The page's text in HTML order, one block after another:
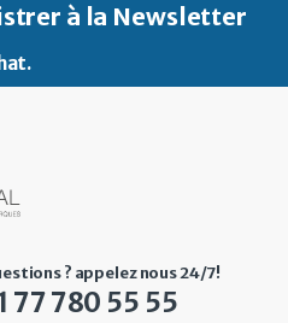
à la Newsletter
.
? appelez nous 24/7!
77 780 55 55